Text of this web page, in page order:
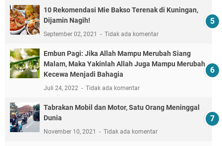
10 Rekomendasi Mie Bakso Terenak di Kuningan,
Dijamin Nagih!
September 02, 2021 Tidak ada komentar
Embun Pagi: Jika Allah Mampu Merubah Siang
Malam, Maka Yakinlah Allah Juga Mampu Merubah
Kecewa Menjadi Bahagia
Juli 24, 2022 Tidak ada komentar
Tabrakan Mobil dan Motor, Satu Orang Meninggal
Dunia
November 10, 2021 Tidak ada komentar